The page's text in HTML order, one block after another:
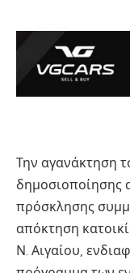
Την αγανάκτηση
δημοσιοποίησης
πρόσκλησης
απόκτηση
Ν. Αιγαίου,